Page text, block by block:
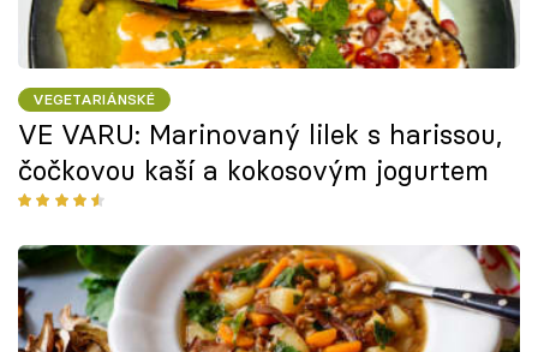
VEGETARIÁNSKÉ
VE VARU: Marinovaný lilek s harissou,
čočkovou kaší a kokosovým jogurtem